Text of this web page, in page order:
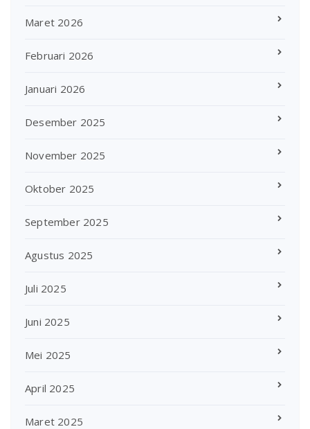
Maret 2026
Februari 2026
Januari 2026
Desember 2025
November 2025
Oktober 2025
September 2025
Agustus 2025
Juli 2025
Juni 2025
Mei 2025
April 2025
Maret 2025